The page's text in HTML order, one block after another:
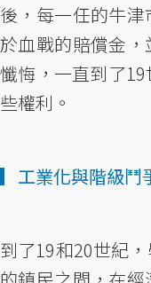
後，每一任的牛
於血戰的賠償金
懺悔，一直到了
些權利。
▎工業化與階級鬥
到了19和20世紀